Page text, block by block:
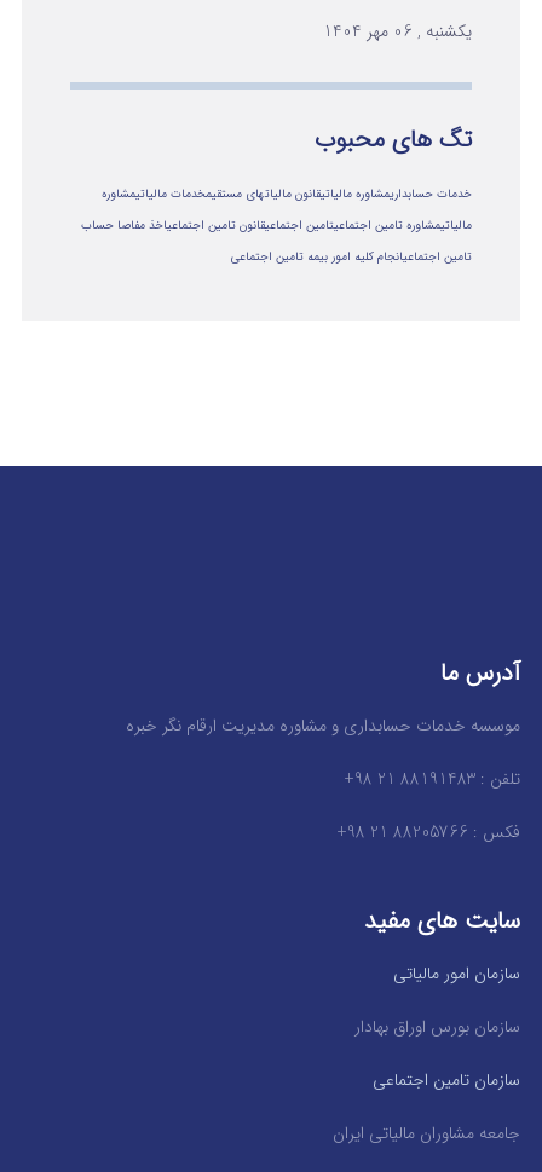
یکشنبه , 06 مهر 1404
تگ های محبوب
خدمات حسابداریمشاوره مالیاتیقانون مالیاتهای مستقیمخدمات مالیاتیمشاوره
مالياتيمشاوره تامین اجتماعیتامین اجتماعیقانون تامین اجتماعیاخذ مفاصا حساب
تامین اجتماعیانجام کلیه امور بیمه تامین اجتماعی
آدرس ما
موسسه خدمات حسابداری و مشاوره مدیریت ارقام نگر خبره
تلفن : 88191483 21 98+
فکس : 88205766 21 98+
سایت های مفید
سازمان امور مالیاتی
سازمان بورس اوراق بهادار
سازمان تامین اجتماعی
جامعه مشاوران مالیاتی ایران